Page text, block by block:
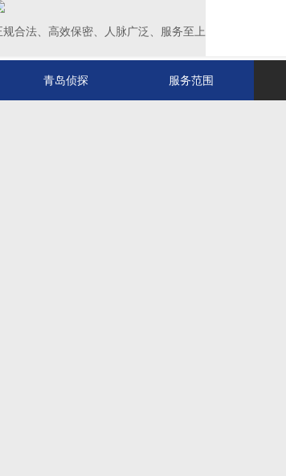
规合法、高效保密、人脉广泛、服务至上
青岛侦探 服务范围